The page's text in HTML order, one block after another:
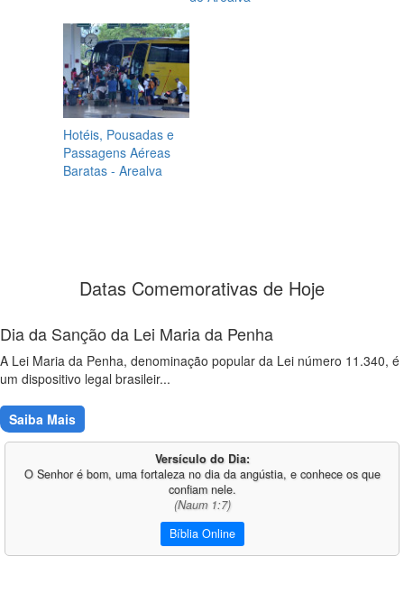
Hotéis, Pousadas e
Passagens Aéreas
Baratas - Arealva
Datas Comemorativas de Hoje
Dia da Sanção da Lei Maria da Penha
A Lei Maria da Penha, denominação popular da Lei número 11.340, é
um dispositivo legal brasileir...
Saiba Mais
Versículo do Dia:
O Senhor é bom, uma fortaleza no dia da angústia, e conhece os que
confiam nele.
(Naum 1:7)
Bíblia Online